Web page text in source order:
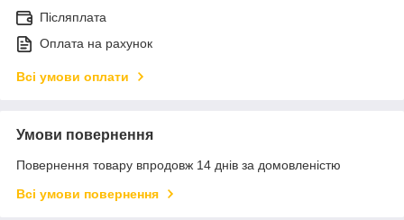
Післяплата
Оплата на рахунок
Всі умови оплати
Умови повернення
Повернення товару впродовж 14 днів за домовленістю
Всі умови повернення